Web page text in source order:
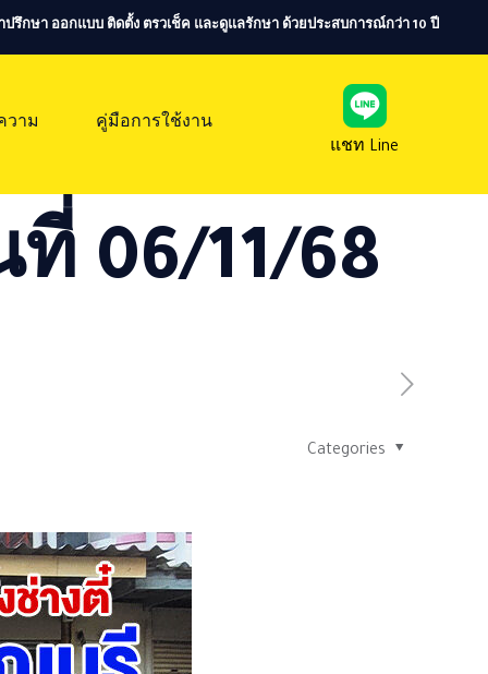
ปรึกษา ออกแบบ ติดตั้ง ตรวเช็ค และดูแลรักษา ด้วยประสบการณ์กว่า 10 ปี
วาม
คู่มือการใช้งาน
แชท Line
06/11/68
Categories